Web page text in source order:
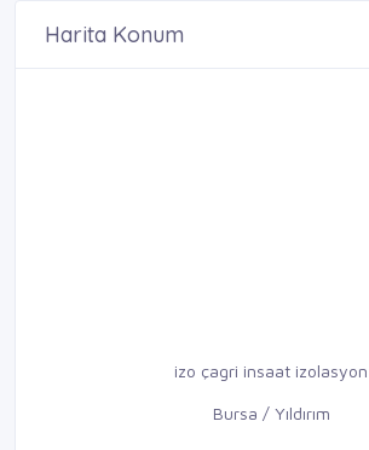
Harita Konum
izo çagri insaat izolasyon
Bursa / Yıldırım